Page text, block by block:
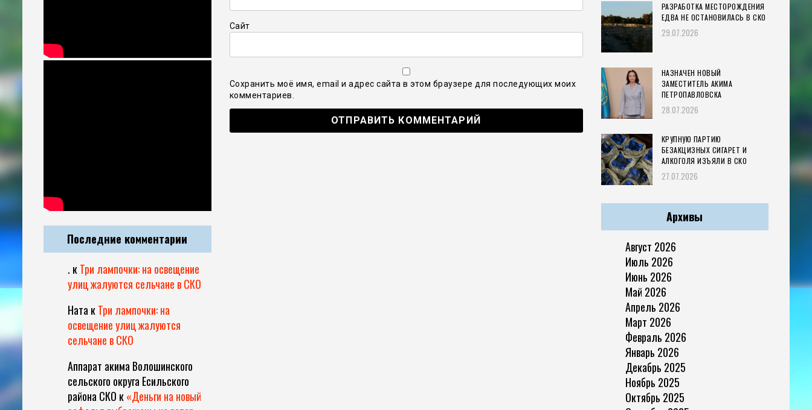
Сайт
Сохранить моё имя, email и адрес сайта в этом браузере для последующих моих
комментариев.
Последние комментарии
. кТри лампочки: на освещение
улиц жалуются сельчане в СКО
Ната кТри лампочки: на
освещение улиц жалуются
сельчане в СКО
Аппарат акима Волошинского
сельского округа Есильского
района СКО к«Деньги на новый
РАЗРАБОТКА МЕСТОРОЖДЕНИЯ
ЕДВА НЕ ОСТАНОВИЛАСЬ В СКО
29.07.2026
НАЗНАЧЕН НОВЫЙ
ЗАМЕСТИТЕЛЬ АКИМА
ПЕТРОПАВЛОВСКА
28.07.2026
КРУПНУЮ ПАРТИЮ
БЕЗАКЦИЗНЫХ СИГАРЕТ И
АЛКОГОЛЯ ИЗЪЯЛИ В СКО
27.07.2026
Архивы
Август 2026
Июль 2026
Июнь 2026
Май 2026
Апрель 2026
Март 2026
Февраль 2026
Январь 2026
Декабрь 2025
Ноябрь 2025
Октябрь 2025